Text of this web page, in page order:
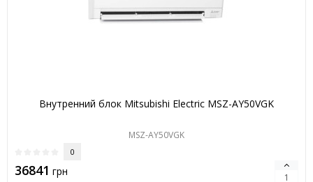
Внутренний блок Mitsubishi Electric MSZ-AY50VGK
MSZ-AY50VGK
0
36841 грн